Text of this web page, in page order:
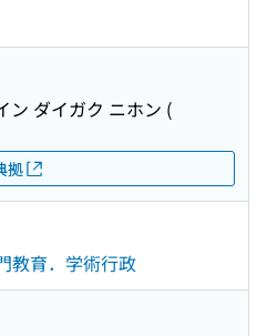
ン ダイガク ニホン (
拠
教育．学術行政